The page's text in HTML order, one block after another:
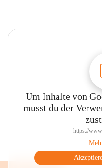
Um Inhalte von
musst du der
https://